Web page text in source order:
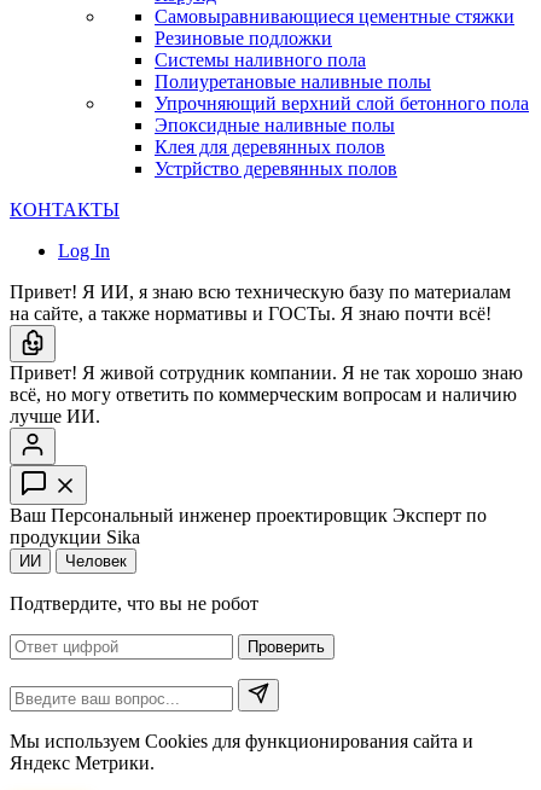
Самовыравнивающиеся цементные стяжки
Резиновые подложки
Системы наливного пола
Полиуретановые наливные полы
Упрочняющий верхний слой бетонного пола
Эпоксидные наливные полы
Клея для деревянных полов
Устрйство деревянных полов
КОНТАКТЫ
Log In
Привет! Я ИИ, я знаю всю техническую базу по материалам
на сайте, а также нормативы и ГОСТы. Я знаю почти всё!
Привет! Я живой сотрудник компании. Я не так хорошо знаю
всё, но могу ответить по коммерческим вопросам и наличию
лучше ИИ.
Ваш Персональный инженер проектировщик Эксперт по
продукции Sika
ИИ Человек
Подтвердите, что вы не робот
Проверить
Мы используем Cookies для функционирования сайта и
Яндекс Метрики.